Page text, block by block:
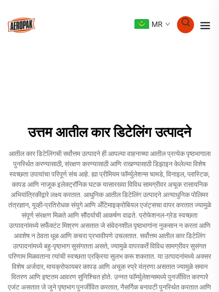
MR
उत्तम आतील कार डिटेलिंग उत्पादने
आतील कार डिटेलिंगची सर्वोत्तम उत्पादने ही आपल्या वाहनाच्या आतील प्रत्येक पृष्ठभागाला
पुनर्स्थित करण्यासाठी, संरक्षण करण्यासाठी आणि राखण्यासाठी डिझाइन केलेल्या विशेष
स्वच्छता उपायांचा परिपूर्ण संच आहे. ह्या प्रीमियम फॉर्म्युलेशन्स चामडे, विनाइल, प्लास्टिक,
कापड आणि नाजूक इलेक्ट्रॉनिक घटक यासारख्या विविध सामग्रीवर अचूक रासायनिक
अभियांत्रिकीद्वारे लक्ष्य करतात. आधुनिक आतील डिटेलिंग उत्पादने अत्याधुनिक पोलिमर
तंत्रज्ञान, यूव्ही-प्रतिरोधक संयुगे आणि अँटिमाइक्रोबियल एजंट्सचा वापर करतात ज्यामुळे
संपूर्ण संरक्षण मिळते आणि सौंदर्याची आकर्षण वाढते. प्रोफेशनल-ग्रेड स्वच्छता
उत्पादनांमध्ये सर्फॅक्टंट मिश्रण असतात जे संवेदनशील पृष्ठभागांना नुकसान न करता आणि
अवशेष न ठेवता धूळ आणि कचरा प्रभावीपणे उचलतात. सर्वोत्तम आतील कार डिटेलिंग
उत्पादनांमध्ये बहु-पृष्ठभाग सुसंगतता असते, ज्यामुळे वापरकर्ते विविध सामग्रीवर सुसंगत
परिणाम मिळवताना त्यांची स्वच्छता प्रक्रिया सुलभ करू शकतात. या उत्पादनांमध्ये अक्सर
विशेष अर्जदार, मायक्रोफायबर कापड आणि अचूक स्प्रे यंत्रणा असतात ज्यामुळे समान
वितरण आणि इष्टतम आवरण सुनिश्चित होते. उन्नत फॉर्म्युलेशन्समध्ये पुनर्जीवित करणारे
एजंट असतात जे जुने पृष्ठभाग पुनर्जीवित करतात, नैसर्गिक बनावटी पुनर्स्थित करतात आणि